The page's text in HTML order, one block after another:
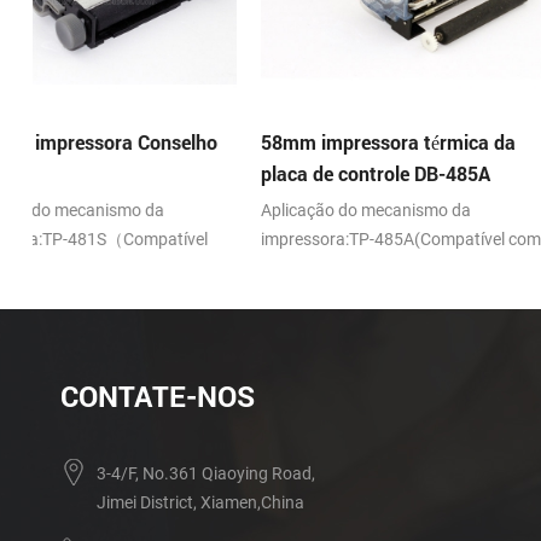
58mm impressora térmica da
placa de controle DB-485A
Aplicação do mecanismo da
impressora:TP-485A(Compatível com
58mm impressora
placa de controle DB-
Aplicação do mecanismo
impressora:TP-
CONTATE-NOS
3-4/F, No.361 Qiaoying Road,
Jimei District, Xiamen,China